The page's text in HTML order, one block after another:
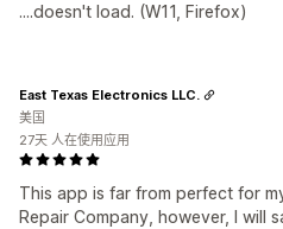
....doesn't load. (W11, Firefox)
This app is far from perfect for
Repair Company, however, I will
East Texas Electronics LLC.
美国
27天 人在使用应用